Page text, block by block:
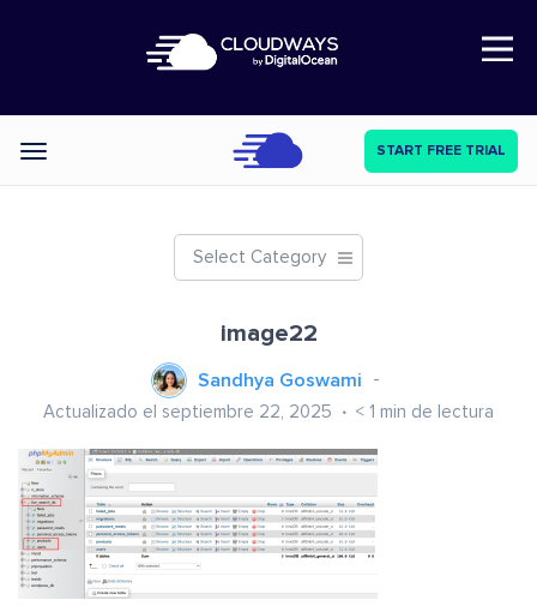
Open Nav
Categories START FREE TRIAL
Select Category
image22
Sandhya Goswami
Actualizado el septiembre 22, 2025 < 1 min de lectura